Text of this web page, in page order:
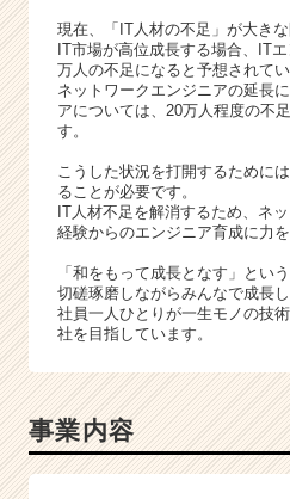
成
長
企
業
ら
ス
カ
ウ
が
届
く
ト
現在、「IT人材の不足」が大きな
IT市場が高位成長する場合、IT
万人の不足になると予想されてい
ネットワークエンジニアの延長
アについては、20万人程度の不
す。
こうした状況を打開するために
ることが必要です。
IT人材不足を解消するため、ネ
経験からのエンジニア育成に力を
「和をもって成長となす」とい
切磋琢磨しながらみんなで成長し
社員一人ひとりが一生モノの技
社を目指しています。
事業内容